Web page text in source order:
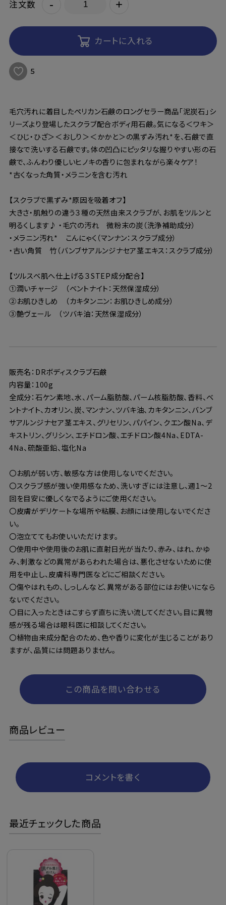
注文数 - +
カートに入れる
5
毛穴汚れに着目したペリカン石鹸のロングセラー商品「泥炭石」シ
リーズより登場したスクラブ配合ボディ用石鹸。気になる＜ワキ＞
＜ひじ・ひざ＞＜おしり＞＜かかと＞の黒ずみ汚れ*を、石鹸で直
接なで洗いする石鹸です。体の凹凸にピッタリな握りやすい形の石
鹸で、ふんわり優しいヒノキの香りに包まれながら楽々ケア！
*古くなった角質・メラニンを含む汚れ
【スクラブで黒ずみ*原因を吸着オフ】
大きさ・肌触りの違う３種の天然由来スクラブが、お肌をツルンと
明るくします♪ ・毛穴の汚れ 微粉末の炭（洗浄補助成分）
・メラニン汚れ* こんにゃく（マンナン：スクラブ成分）
・古い角質 竹（バンブサアルンジナセア茎エキス：スクラブ成分）
【ツルスベ肌へ仕上げる３STEP成分配合】
①潤いチャージ （ベントナイト：天然保湿成分）
②お肌ひきしめ （カキタンニン：お肌ひきしめ成分）
③艶ヴェール （ツバキ油：天然保湿成分）
販売名：DRボディスクラブ石鹸
内容量：100g
全成分：石ケン素地、水、パーム脂肪酸、パーム核脂肪酸、香料、ベ
ントナイト、カオリン、炭、マンナン、ツバキ油、カキタンニン、バンブ
サアルンジナセア茎エキス、グリセリン、パパイン、クエン酸Na、デ
キストリン、グリシン、エチドロン酸、エチドロン酸4Na、EDTA-
4Na、硫酸亜鉛、塩化Na
〇お肌が弱い方、敏感な方は使用しないでください。
〇スクラブ感が強い使用感なため、洗いすぎには注意し、週1～2
回を目安に優しくなでるようにご使用ください。
〇皮膚がデリケートな場所や粘膜、お顔には使用しないでくださ
い。
〇泡立ててもお使いいただけます。
〇使用中や使用後のお肌に直射日光が当たり、赤み、はれ、かゆ
み、刺激などの異常があらわれた場合は、悪化させないために使
用を中止し、皮膚科専門医などにご相談ください。
〇傷やはれもの、しっしんなど、異常がある部位にはお使いになら
ないでください。
〇目に入ったときはこすらず直ちに洗い流してください。目に異物
感が残る場合は眼科医に相談してください。
〇植物由来成分配合のため、色や香りに変化が生じることがあり
ますが、品質には問題ありません。
この商品を問い合わせる
商品レビュー
コメントを書く
最近チェックした商品